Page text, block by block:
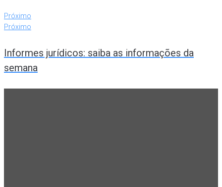
Próximo
Próximo
Informes jurídicos: saiba as informações da
semana